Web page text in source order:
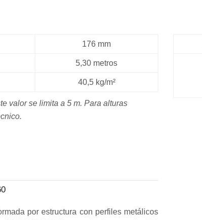
176 mm
5,30 metros
40,5 kg/m²
valor se limita a 5 m. Para alturas
por estructura con perfiles metálicos